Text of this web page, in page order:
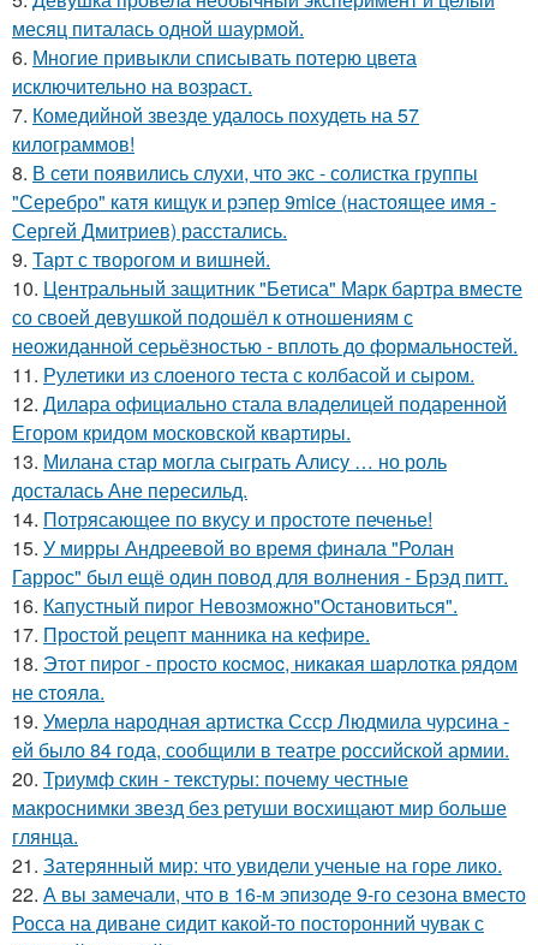
месяц питалась одной шаурмой.
6. Многие привыкли списывать потерю цвета
исключительно на возраст.
7. Комедийной звезде удалось похудеть на 57
килограммов!
8. В сети появились слухи, что экс - солистка группы
"Серебро" катя кищук и рэпер 9mice (настоящее имя -
Сергей Дмитриев) расстались.
9. Тарт с творогом и вишней.
10. Центральный защитник "Бетиса" Марк бартра вместе
со своей девушкой подошёл к отношениям с
неожиданной серьёзностью - вплоть до формальностей.
11. Рулетики из слоеного теста с колбасой и сыром.
12. Дилара официально стала владелицей подаренной
Егором кридом московской квартиры.
13. Милана стар могла сыграть Алису … но роль
досталась Ане пересильд.
14. Потрясающее по вкусу и простоте печенье!
15. У мирры Андреевой во время финала "Ролан
Гаррос" был ещё один повод для волнения - Брэд питт.
16. Капустный пирог Невозможно"Остановиться".
17. Простой рецепт манника на кефире.
18. Этoт пиpoг - пpocтo кocмoc, никaкaя шapлoткa pядoм
не cтoялa.
19. Умерла народная артистка Ссср Людмила чурсина -
ей было 84 года, сообщили в театре российской армии.
20. Триумф скин - текстуры: почему честные
макроснимки звезд без ретуши восхищают мир больше
глянца.
21. Затерянный мир: что увидели ученые на горе лико.
22. А вы замечали, что в 16-м эпизоде 9-го сезона вместо
Росса на диване сидит какой-то посторонний чувак с